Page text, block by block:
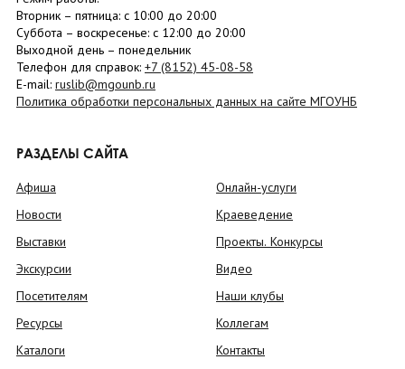
Вторник – пятница: с 10:00 до 20:00
Суббота – воскресенье: c 12:00 до 20:00
Выходной день – понедельник
Телефон для справок: +7 (8152) 45-08-58
E-mail: ruslib@mgounb.ru
Политика обработки персональных данных на сайте МГОУНБ
РАЗДЕЛЫ САЙТА
Афиша
Новости
Выставки
Экскурсии
Посетителям
Ресурсы
Каталоги
Онлайн-услуги
Краеведение
Проекты. Конкурсы
Видео
Наши клубы
Коллегам
Контакты